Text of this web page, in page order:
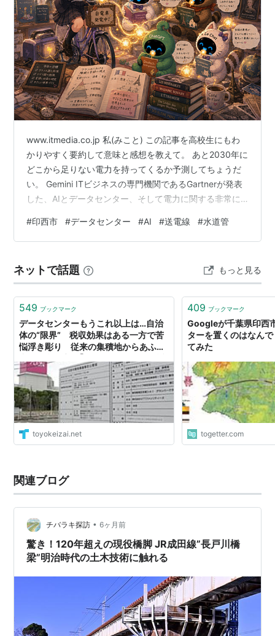
www.itmedia.co.jp 私(みこと) この記事を高校生にもわ
かりやすく要約して意味と感想を教えて。 あと2030年に
どこから足りない電力を持ってくるか予測してちょうだ
い。 Gemini ITビジネスの専門機関であるGartnerが発表
した、AIとデータセンター、そして電力に関する非常に
を、高校生のみなさんにもすっきりと理解できるように
「要約」「この記事が持つ意味」「感想（考察）」に分
測）」についてお答えします。 1. 記事の要約（高校生向
け） 世界の状況： 生成AIが急激に普及し…
#印西市 #データセンター #AI #送電線 #水道管
ネットで話題 もっと見る
549 ブックマーク
データセンターもうこれ以上は…自治
体の“限界” 税収効果はある一方で苦
悩浮き彫り 従来の集積地からあふれ
か
toyokeizai.net
409 ブックマーク
Googleが千葉県印西
ターを置くのはなん
てみた
togetter.com
関連ブログ
チバラキ探訪 • 6ヶ月前
驚き！120年超えの現役橋脚 JR成田線”長戸川橋
梁”明治時代の土木技術に触れる